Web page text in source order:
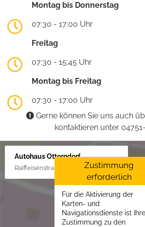
Montag bis Donnerstag
07:30 - 17:00 Uhr
Freitag
07:30 - 15:45 Uhr
Montag bis Freitag
07:30 - 17:00 Uhr
Gerne können Sie uns auch
kontaktieren unter
Autohaus Otterndorf
Raiffeisenstraße 1, 21762 Otterndorf
Zustimmung
erforderlich
Für die Aktivierung der
Karten- und
Navigationsdienste ist Ihre
Zustimmung zu den